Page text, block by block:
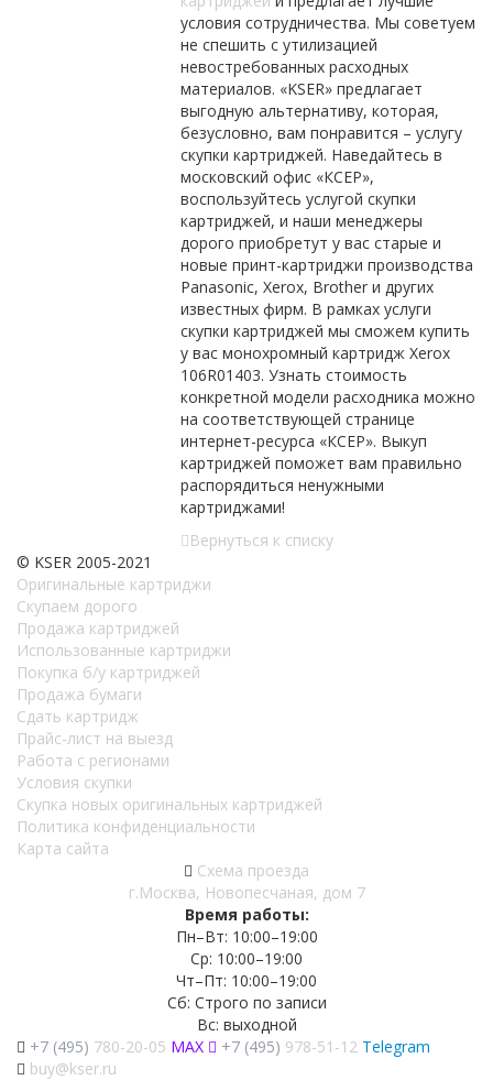
условия сотрудничества. Мы советуем
не спешить с утилизацией
невостребованных расходных
материалов. «KSER» предлагает
выгодную альтернативу, которая,
безусловно, вам понравится – услугу
скупки картриджей. Наведайтесь в
московский офис «КСЕР»,
воспользуйтесь услугой скупки
картриджей, и наши менеджеры
дорого приобретут у вас старые и
новые принт-картриджи производства
Panasonic, Xerox, Brother и других
известных фирм. В рамках услуги
скупки картриджей мы сможем купить
у вас монохромный картридж Xerox
106R01403. Узнать стоимость
конкретной модели расходника можно
на соответствующей странице
интернет-ресурса «КСЕР». Выкуп
картриджей поможет вам правильно
распорядиться ненужными
картриджами!
Вернуться к списку
© KSER 2005-2021
Оригинальные картриджи
Скупаем дорого
Продажа картриджей
Использованные картриджи
Покупка б/у картриджей
Продажа бумаги
Сдать картридж
Прайс-лист на выезд
Работа с регионами
Условия скупки
Скупка новых оригинальных картриджей
Политика конфиденциальности
Карта сайта
Схема проезда
г.Москва, Новопесчаная, дом 7
Время работы:
Пн–Вт: 10:00–19:00
Ср: 10:00–19:00
Чт–Пт: 10:00–19:00
Сб: Строго по записи
Вс: выходной
+7 (495) 780-20-05 MAX +7 (495) 978-51-12 Telegram
buy@kser.ru